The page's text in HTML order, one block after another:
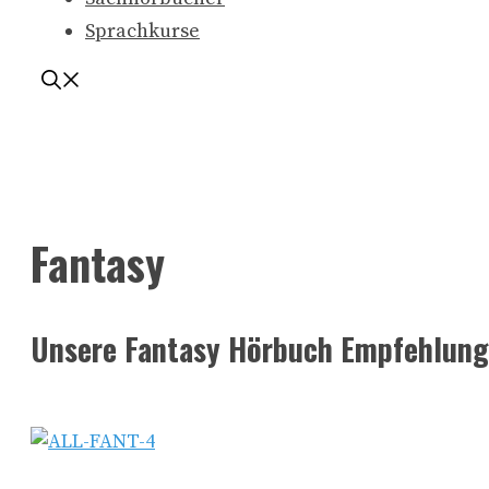
Sprachkurse
Fantasy
Unsere Fantasy Hörbuch